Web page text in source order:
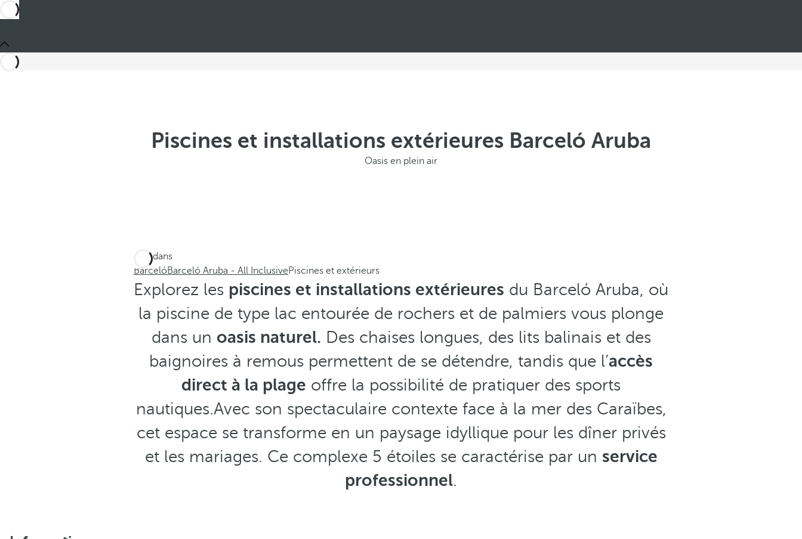
Piscines et installations extérieures Barceló Aruba
Oasis en plein air
Ces dans
BarcelóBarceló Aruba - All InclusivePiscines et extérieurs
Explorez les piscines et installations extérieures du Barceló Aruba, où
la piscine de type lac entourée de rochers et de palmiers vous plonge
dans un oasis naturel. Des chaises longues, des lits balinais et des
baignoires à remous permettent de se détendre, tandis que l’accès
direct à la plage offre la possibilité de pratiquer des sports
nautiques.Avec son spectaculaire contexte face à la mer des Caraïbes,
cet espace se transforme en un paysage idyllique pour les dîner privés
et les mariages. Ce complexe 5 étoiles se caractérise par un service
professionnel.